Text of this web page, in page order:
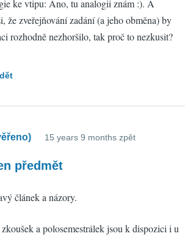
ke vtipu: Ano, tu analogii znám :). A
že zveřejňování zadání (a jeho obměna) by
rozhodně nezhoršilo, tak proč to nezkusit?
15 years 9 months zpět
předmět
článek a názory.
a polosemestrálek jsou k dispozici i u